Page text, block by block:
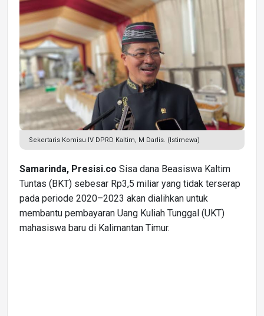
Sekertaris Komisu IV DPRD Kaltim, M Darlis. (Istimewa)
Samarinda, Presisi.co Sisa dana Beasiswa Kaltim
Tuntas (BKT) sebesar Rp3,5 miliar yang tidak terserap
pada periode 2020–2023 akan dialihkan untuk
membantu pembayaran Uang Kuliah Tunggal (UKT)
mahasiswa baru di Kalimantan Timur.